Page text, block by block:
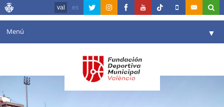
val es
Menú ▼
Agenda
Instal·lacions